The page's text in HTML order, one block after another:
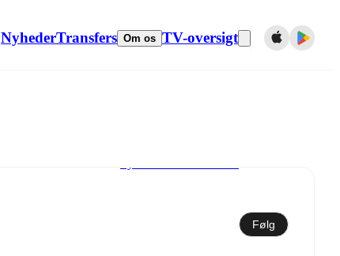
NyhederTransfers Om os TV-oversigt
Følg